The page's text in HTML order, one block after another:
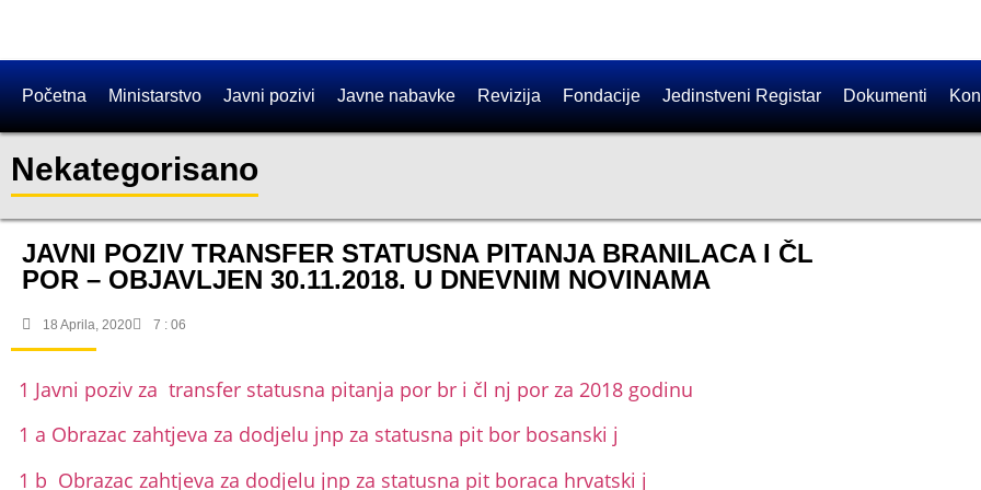
Početna Ministarstvo Javni pozivi Javne nabavke Revizija Fondacije Jedinstveni Registar Dokumenti
Nekategorisano
JAVNI POZIV TRANSFER STATUSNA PITANJA BRANILACA I ČL
POR – OBJAVLJEN 30.11.2018. U DNEVNIM NOVINAMA
18 Aprila, 2020 7 : 06
1 Javni poziv za transfer statusna pitanja por br i čl nj por za 2018 godinu
1 a Obrazac zahtjeva za dodjelu jnp za statusna pit bor bosanski j
1 b Obrazac zahtjeva za dodjelu jnp za statusna pit boraca hrvatski j